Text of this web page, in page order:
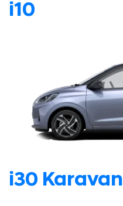
i10
i30 Karavan